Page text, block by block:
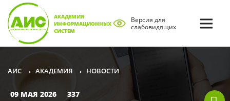
АКАДЕМИЯ
ИНФОРМАЦИОННЫХ
СИСТЕМ
Версия для
слабовидящих
АИС • АКАДЕМИЯ • НОВОСТИ
09 МАЯ 2026 337